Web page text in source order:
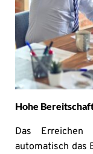
Hohe
Das Erreichen
automatisch das